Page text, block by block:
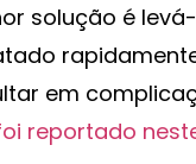
solução é
em
reportado